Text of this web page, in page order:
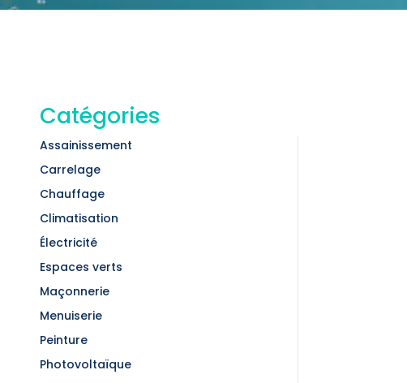
Catégories
Assainissement
Carrelage
Chauffage
Climatisation
Électricité
Espaces verts
Maçonnerie
Menuiserie
Peinture
Photovoltaïque